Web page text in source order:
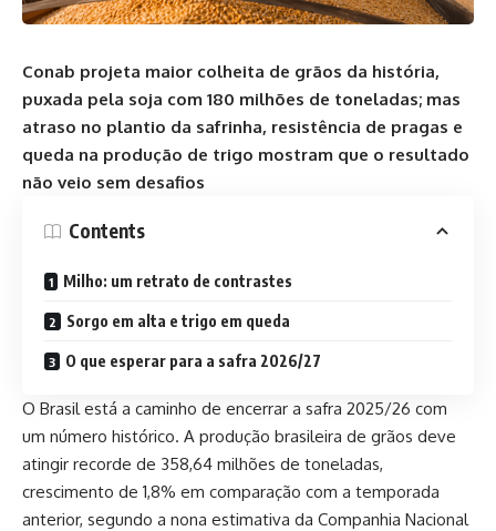
Conab projeta maior colheita de grãos da história,
puxada pela soja com 180 milhões de toneladas; mas
atraso no plantio da safrinha, resistência de pragas e
queda na produção de trigo mostram que o resultado
não veio sem desafios
Contents
Milho: um retrato de contrastes
Sorgo em alta e trigo em queda
O que esperar para a safra 2026/27
O Brasil está a caminho de encerrar a safra 2025/26 com
um número histórico. A produção brasileira de grãos deve
atingir recorde de 358,64 milhões de toneladas,
crescimento de 1,8% em comparação com a temporada
anterior, segundo a nona estimativa da Companhia Nacional